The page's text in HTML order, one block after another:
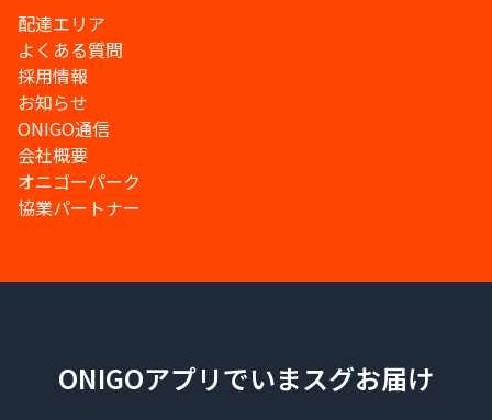
配達エリア
よくある質問
採用情報
お知らせ
ONIGO通信
会社概要
オニゴーパーク
協業パートナー
ONIGOアプリでいまスグお届け